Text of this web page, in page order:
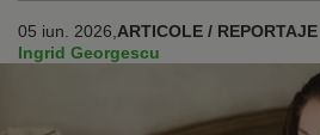
05 iun. 2026, ARTICOLE / REPORTAJE
Ingrid Georgescu